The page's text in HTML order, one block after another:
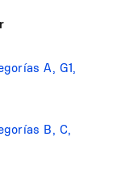
A, G1,
B, C,